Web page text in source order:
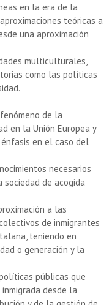
en la era de la
teóricas a
una aproximación
multiculturales,
como las políticas
de la
en la Unión Europea y
en el caso del
necesarios
de acogida
a las
de inmigrantes
teniendo en
o generación y la
públicas que
desde la